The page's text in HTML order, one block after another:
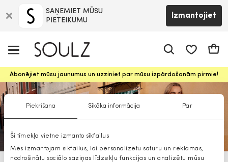
Piekrišana Sīkāka informācija Par
Šī tīmekļa vietne izmanto sīkfailus
Mēs izmantojam sīkfailus, lai personalizētu saturu un reklāmas,
nodrošinātu sociālo saziņas līdzekļu funkcijas un analizētu mūsu
SAŅEMIET MŪSU
PIETEIKUMU
Izmantojiet
Abonējiet mūsu jaunumus un uzziniet par mūsu izpārdošanām pirmie!